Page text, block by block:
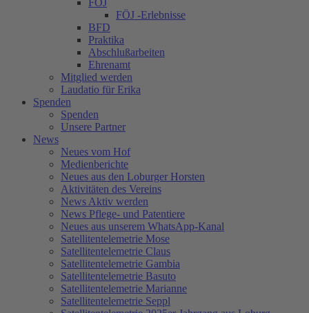
FÖJ
FÖJ -Erlebnisse
BFD
Praktika
Abschlußarbeiten
Ehrenamt
Mitglied werden
Laudatio für Erika
Spenden
Spenden
Unsere Partner
News
Neues vom Hof
Medienberichte
Neues aus den Loburger Horsten
Aktivitäten des Vereins
News Aktiv werden
News Pflege- und Patentiere
Neues aus unserem WhatsApp-Kanal
Satellitentelemetrie Mose
Satellitentelemetrie Claus
Satellitentelemetrie Gambia
Satellitentelemetrie Basuto
Satellitentelemetrie Marianne
Satellitentelemetrie Seppl